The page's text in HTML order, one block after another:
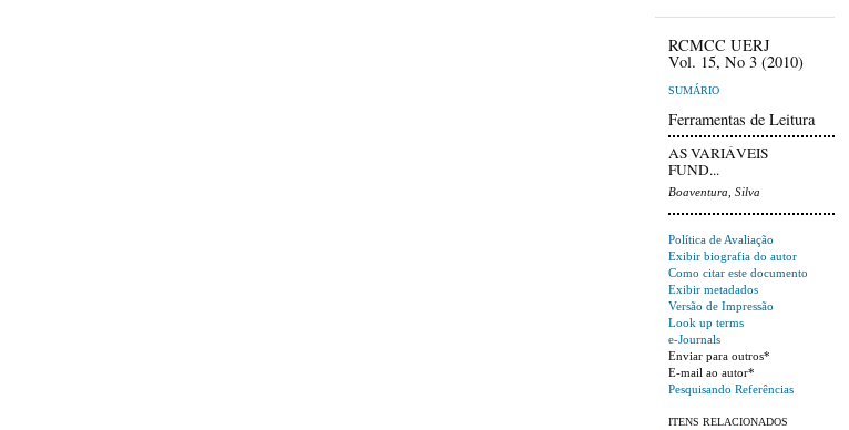
RCMCC UERJ
Vol. 15, No 3 (2010)
SUMÁRIO
Ferramentas de Leitura
AS VARIÁVEIS
FUND...
Boaventura, Silva
Política de Avaliação
Exibir biografia do autor
Como citar este documento
Exibir metadados
Versão de Impressão
Look up terms
e-Journals
Enviar para outros*
E-mail ao autor*
Pesquisando Referências
ITENS RELACIONADOS